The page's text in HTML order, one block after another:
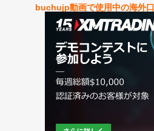
buchujp動画で使用中の海外